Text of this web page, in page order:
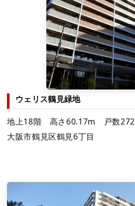
ウェリス鶴見緑地
地上18階 高さ60.17m 戸数272
大阪市鶴見区鶴見6丁目